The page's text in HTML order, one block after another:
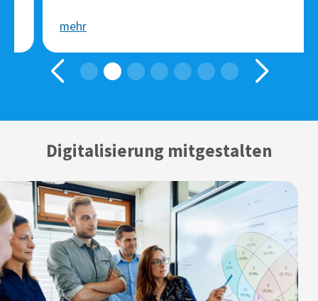
mehr
Digitalisierung mitgestalten